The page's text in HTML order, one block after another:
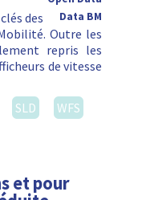
Data BM
des
Outre les
repris les
de vitesse
SLD
WFS
et pour